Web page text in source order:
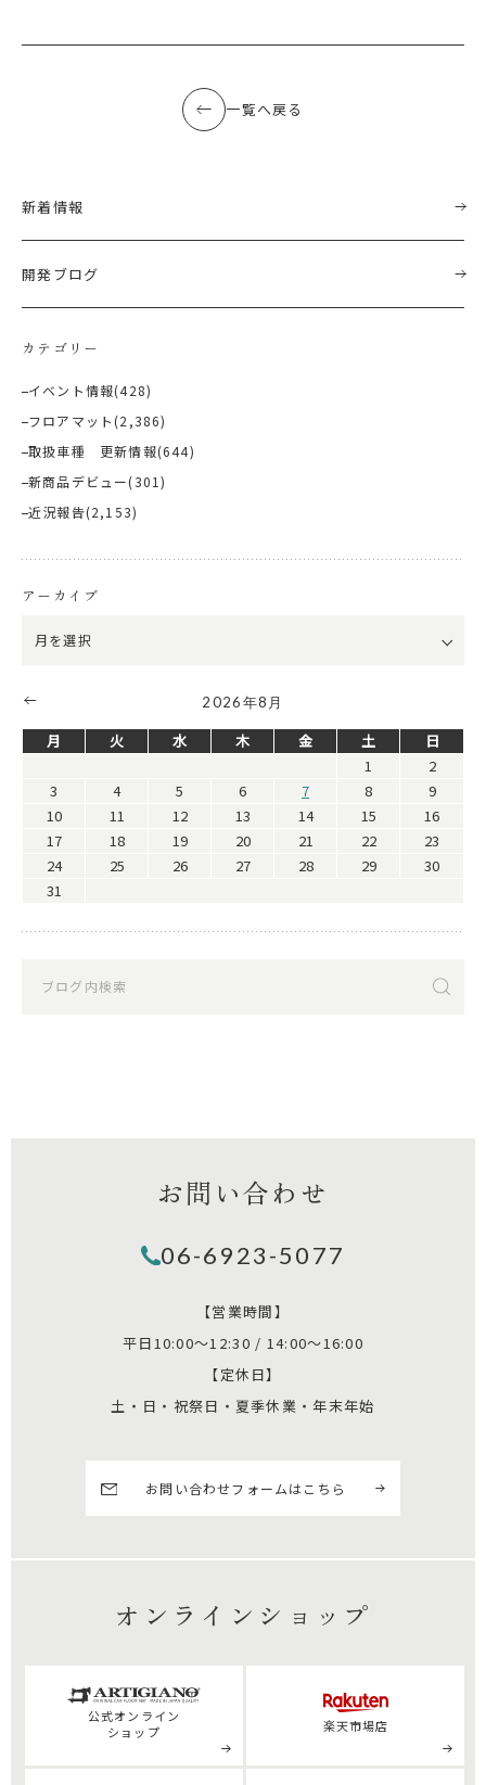
一覧へ戻る
新着情報
開発ブログ
カテゴリー
イベント情報(428)
フロアマット (2,386)
取扱車種 更新情報(644)
新商品デビュー(301)
近況報告(2,153)
アーカイブ
2026年8月
月 火 水 木 金 土
日
1
2
3
4 5 6 7 8
9
10
11 12 13 14 15
16
17
18 19 20 21 22
23
24
25 26 27 28 29
30
31
お問い合わせ
06-6923-5077
【営業時間】
平日10:00～12:30 / 14:00～16:00
【定休日】
土・日・祝祭日・夏季休業・年末年始
お問い合わせフォームはこちら
オンラインショップ
公式オンライン
ショップ
楽天市場店